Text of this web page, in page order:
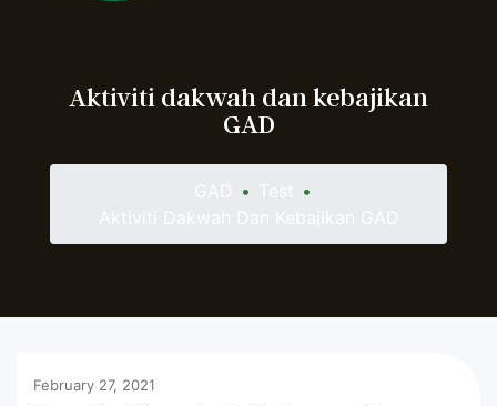
Aktiviti dakwah dan kebajikan
GAD
•
•
February 27, 2021